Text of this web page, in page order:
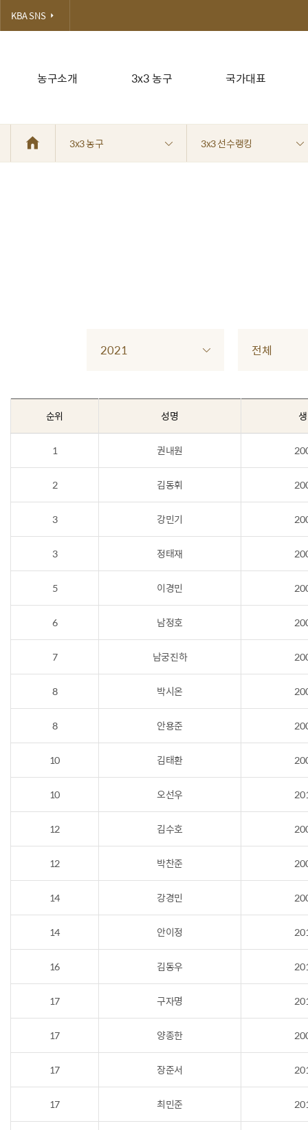
농구소개 3x3 농구 국가대표
KBA SNS
3x3 농구 3x3 선수랭킹
2021 전체
순위 성명
1 권내원
2 김동휘
3 강민기
3 정태재
5 이경민
6 남정호
7 남궁진하
8 박시온
8 안용준
10 김태환
10 오선우
12 김수호
12 박찬준
14 강경민
14 안이정
16 김동우
17 구자명
17 양종한
17 장준서
17 최민준